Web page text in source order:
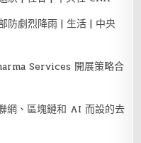
防劇烈降雨 | 生活 | 中央
Services 開展策略合
網、區塊鏈和 AI 而設的去